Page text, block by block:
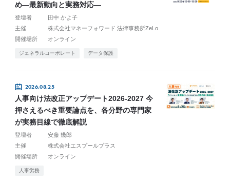
め―最新動向と実務対応―
登壇者
田中 かよ子
主催
株式会社マネーフォワード 法律事務所ZeLo
開催場所
オンライン
ジェネラルコーポレート データ保護
2026.08.25
人事向け法改正アップデート2026-2027 今
押さえるべき重要論点を、各分野の専門家
が実務目線で徹底解説
登壇者
安藤 幾郎
主催
株式会社エスプールプラス
開催場所
オンライン
人事労務